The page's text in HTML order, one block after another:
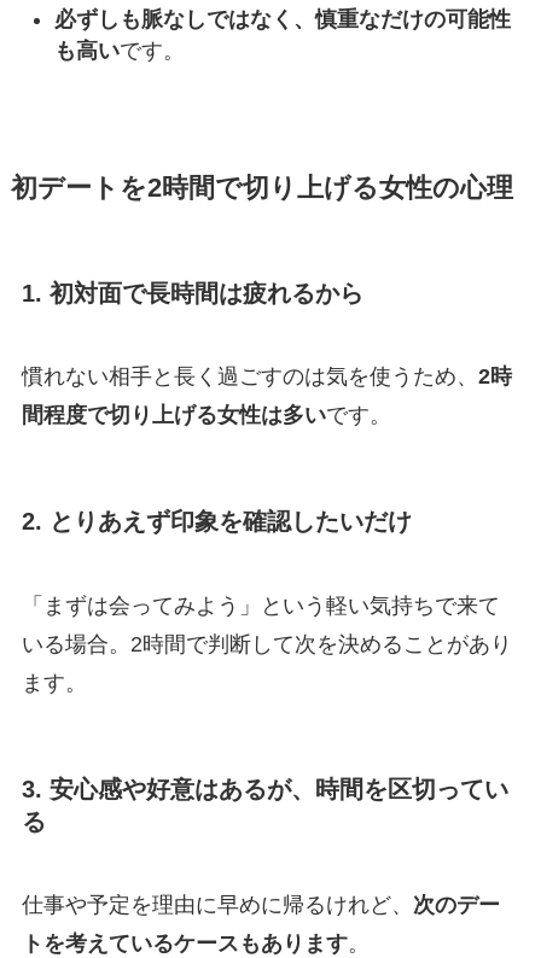
必ずしも脈なしではなく、慎重なだけの可能性
も高いです。
初デートを2時間で切り上げる女性の心理
1. 初対面で長時間は疲れるから
慣れない相手と長く過ごすのは気を使うため、 2時
間程度で切り上げる女性は多いです。
2. とりあえず印象を確認したいだけ
「まずは会ってみよう」という軽い気持ちで来て
いる場合。2時間で判断して次を決めることがあり
ます。
3. 安心感や好意はあるが、時間を区切ってい
る
仕事や予定を理由に早めに帰るけれど、 次のデー
トを考えているケースもあります。